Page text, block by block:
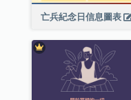
亡兵紀念日信息圖表